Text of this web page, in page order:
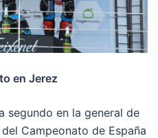
en Jerez
segundo en la general de
Campeonato de España